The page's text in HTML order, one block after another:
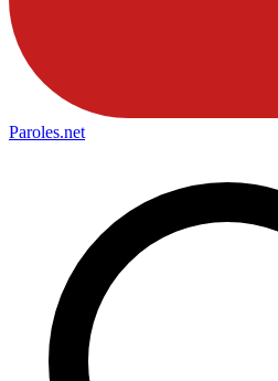
Paroles.net